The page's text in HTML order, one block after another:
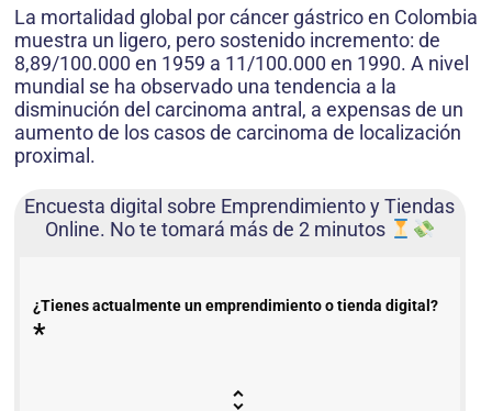
La mortalidad global por cáncer gástrico en Colombia
muestra un ligero, pero sostenido incremento: de
8,89/100.000 en 1959 a 11/100.000 en 1990. A nivel
mundial se ha observado una tendencia a la
disminución del carcinoma antral, a expensas de un
aumento de los casos de carcinoma de localización
proximal.
Encuesta digital sobre Emprendimiento y Tiendas
Online. No te tomará más de 2 minutos
¿Tienes actualmente un emprendimiento o tienda digital?
*